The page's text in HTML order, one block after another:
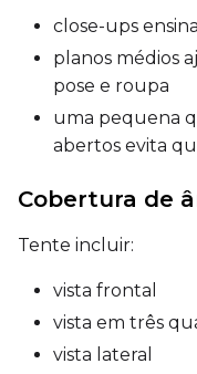
close-ups
planos médios
pose e roupa
uma pequena
abertos evita
Cobertura de
Tente incluir:
vista frontal
vista em três
vista lateral